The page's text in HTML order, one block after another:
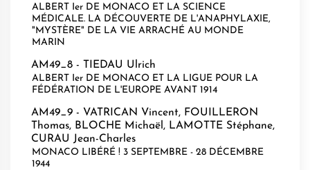
ALBERT Ier DE MONACO ET LA SCIENCE
MÉDICALE. LA DÉCOUVERTE DE L'ANAPHYLAXIE,
"MYSTÈRE" DE LA VIE ARRACHÉ AU MONDE
MARIN
AM49_8 - TIEDAU Ulrich
ALBERT Ier DE MONACO ET LA LIGUE POUR LA
FÉDÉRATION DE L'EUROPE AVANT 1914
AM49_9 - VATRICAN Vincent, FOUILLERON
Thomas, BLOCHE Michaël , LAMOTTE Stéphane,
CURAU Jean-Charles
MONACO LIBÉRÉ ! 3 SEPTEMBRE - 28 DÉCEMBRE
1944